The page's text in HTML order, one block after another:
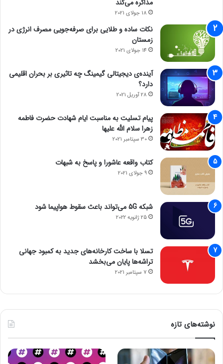
اهمیت این فاکتور در طولانی مدت و خرید های پیاپی بیشتر می
شود. همچنین تمام شدن هزینه نهایی خرید موجب می شود قیمت
تمام شده برای مشتری کمتر شده و در نتیجه فروشگاه، جایگاه
محبوب تری در بین کاربران خود دریافت کند.
با توجه به نکات گفته شده، اگر دارنده فروشگاه لوازم جانبی موبایل،
کامپیوتر، لوازم الکترونیک و … هستید، پیشنهاد می شود به سایت
فروشگاهی پخش عمده تکنوسان سر بزنید و پیش از خرید ، به
مقایسه قیمت محصولات بپردازید.
مذاکره می‌کند
18 جولای 2021
نکات ساده و طلایی برای صرفه‌جویی مصرف انرژی در
زمستان
14 جولای 2021
آینده‌ی دیجیتالی گیمینگ چه تاثیری بر بحران اقلیمی
دارد؟
28 آوریل 2021
پیام تسلیت به مناسبت ایام شهادت حضرت فاطمه
زهرا سلام الله علیها
30 سپتامبر 2021
کتاب واقعه عاشورا و پاسخ به شبهات
9 جولای 2021
شبکه 5G می‌تواند باعث سقوط هواپیما شود
25 ژانویه 2022
تسلا با ساخت کارخانه‌های جدید به کمبود جهانی
تراشه‌ها پایان می‌بخشد
7 سپتامبر 2021
نوشته‌های تازه